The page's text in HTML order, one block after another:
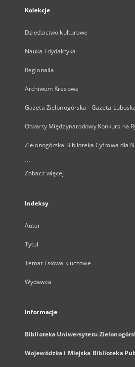
Kolekcje
Dziedzictwo kulturowe
Nauka i dydaktyka
Regionalia
Archiwum Kresowe
Gazeta Zielonogórska - Gazeta Lubuska
Otwarty Międzynarodowy Konkurs na
Zielonogórska Biblioteka Cyfrowa dla
...
Zobacz więcej
Indeksy
Autor
Tytuł
Temat i słowa kluczowe
Wydawca
Informacje
Biblioteka Uniwersytetu
Wojewódzka i Miejska Biblioteka